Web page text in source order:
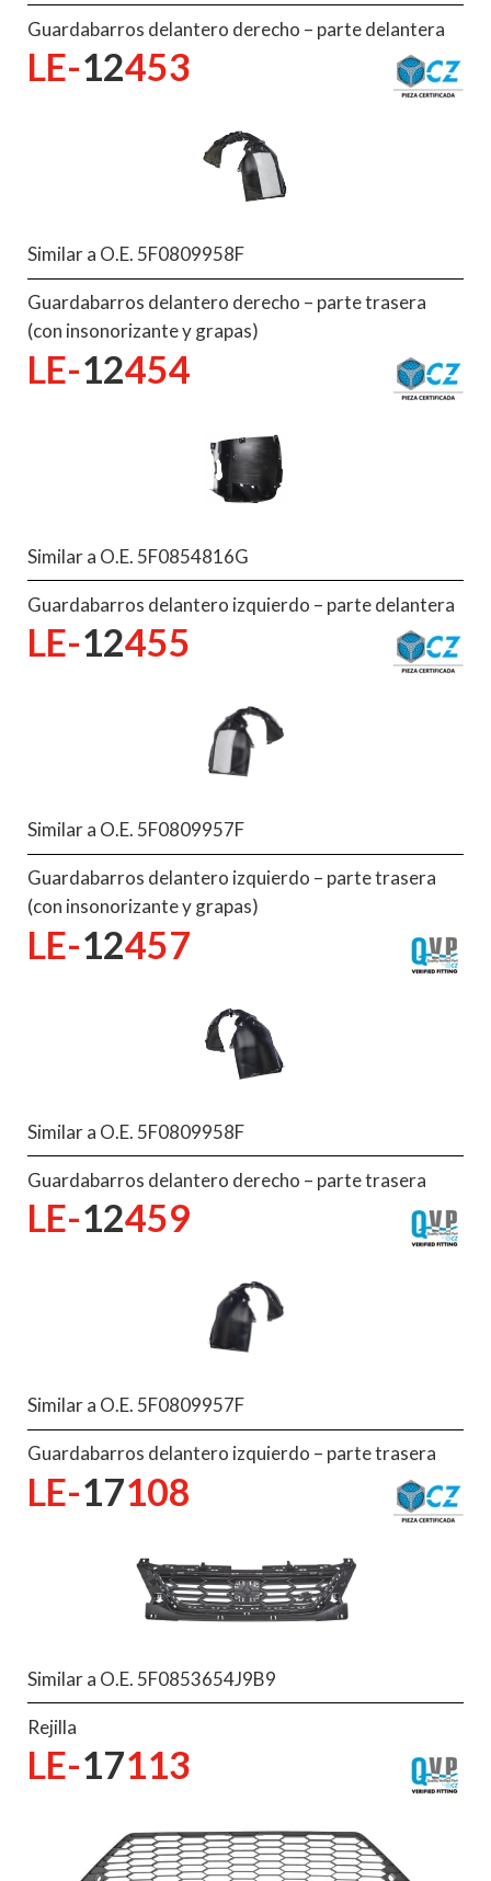
Guardabarros delantero derecho – parte delantera
LE-12453
Similar a O.E. 5F0809958F
Guardabarros delantero derecho – parte trasera
(con insonorizante y grapas)
LE-12454
Similar a O.E. 5F0854816G
Guardabarros delantero izquierdo – parte delantera
LE-12455
Similar a O.E. 5F0809957F
Guardabarros delantero izquierdo – parte trasera
(con insonorizante y grapas)
LE-12457
Similar a O.E. 5F0809958F
Guardabarros delantero derecho – parte trasera
LE-12459
Similar a O.E. 5F0809957F
Guardabarros delantero izquierdo – parte trasera
LE-17108
Similar a O.E. 5F0853654J9B9
Rejilla
LE-17113